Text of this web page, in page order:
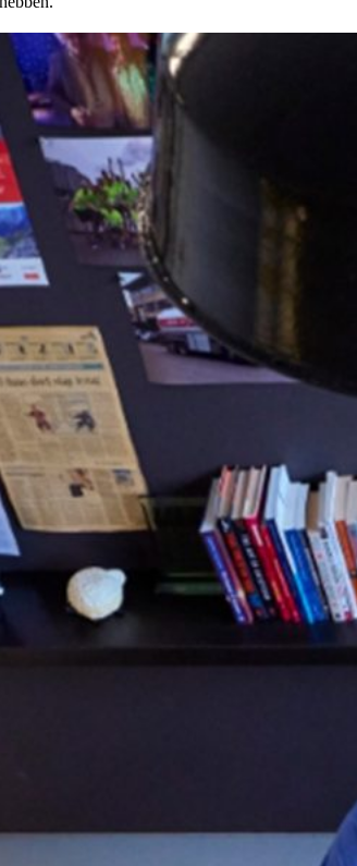
Branchen Technologiepartner